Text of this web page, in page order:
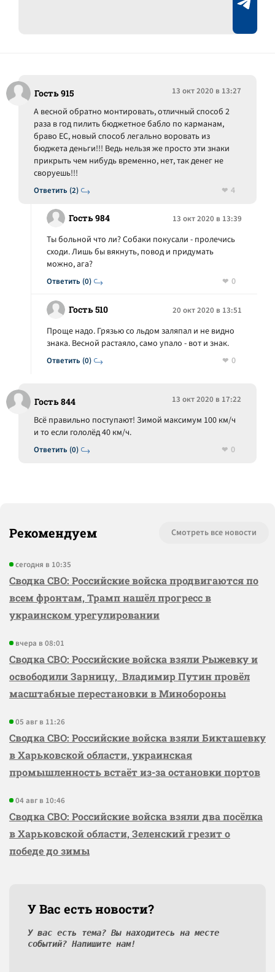
Гость 915 13 окт 2020 в 13:27
Ответить (2)
А весной обратно монтировать, отличный способ 2
раза в год пилить бюджетное бабло по карманам,
браво ЕС, новый способ легально воровать из
бюджета деньги!!! Ведь нельзя же просто эти знаки
прикрыть чем нибудь временно, нет, так денег не
своруешь!!!
4
Гость 984 13 окт 2020 в 13:39
Ответить (0)
Ты больной что ли? Собаки покусали - пролечись
сходи. Лишь бы вякнуть, повод и придумать
можно, ага?
0
Гость 510 20 окт 2020 в 13:51
Ответить (0)
Проще надо. Грязью со льдом заляпал и не видно
знака. Весной растаяло, само упало - вот и знак.
0
Гость 844 13 окт 2020 в 17:22
Ответить (0)
Всё правильно поступают! Зимой максимум 100 км/ч
и то если гололёд 40 км/ч.
0
Рекомендуем Смотреть все новости
сегодня в 10:35
Сводка СВО: Российские войска продвигаются по
всем фронтам, Трамп нашёл прогресс в
украинском урегулировании
вчера в 08:01
Сводка СВО: Российские войска взяли Рыжевку и
освободили Зарницу, Владимир Путин провёл
масштабные перестановки в Минобороны
05 авг в 11:26
Сводка СВО: Российские войска взяли Бикташевку
в Харьковской области, украинская
промышленность встаёт из-за остановки портов
04 авг в 10:46
Сводка СВО: Российские войска взяли два посёлка
в Харьковской области, Зеленский грезит о
победе до зимы
У Вас есть новости?
У вас есть тема? Вы находитесь на месте
событий? Напишите нам!